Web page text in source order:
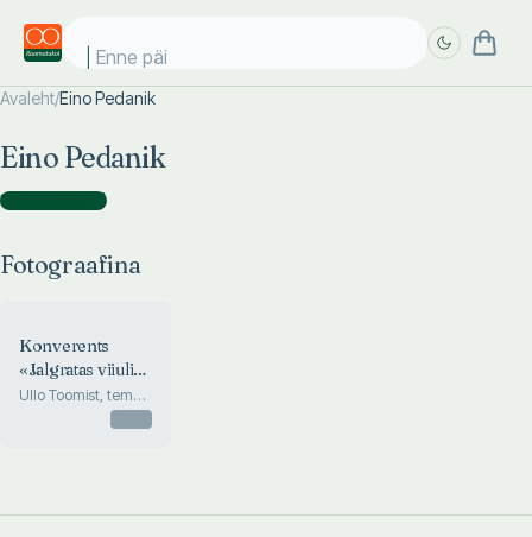
Enne päik
Avaleht/Eino Pedanik
Eino Pedanik
Fotograafina )
Fotograafina
Konverents
«Jalgratas viiuli
vastu»
Ullo Toomist, tema
koolkonnast ja
tantsupidudest.